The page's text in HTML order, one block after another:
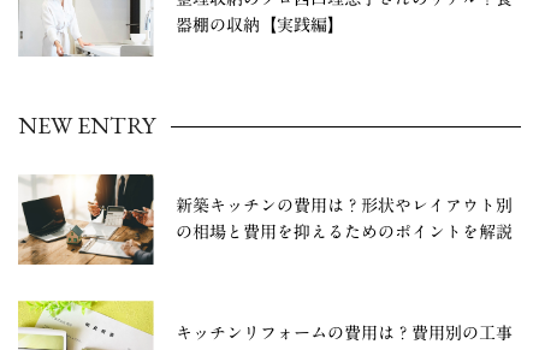
器棚の収納【実践編】
NEW ENTRY
新築キッチンの費用は？形状やレイアウト別
の相場と費用を抑えるためのポイントを解説
キッチンリフォームの費用は？費用別の工事